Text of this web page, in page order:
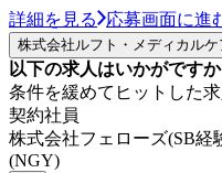
詳細を見る 応募画面に進
株式会社ルフト・メディカル
以下の求人はいかがですか
条件を緩めてヒットした
契約社員
株式会社フェローズ(SB経
(NGY)